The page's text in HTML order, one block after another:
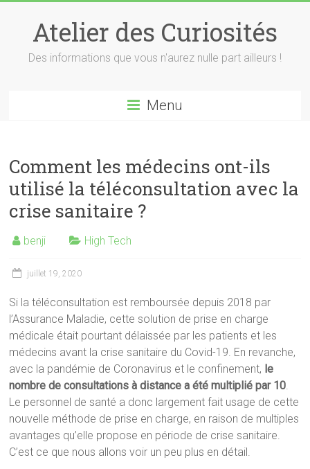
contentAtelier des Curiosités
Des informations que vous n'aurez nulle part ailleurs !
Menu
Comment les médecins ont-ils
utilisé la téléconsultation avec la
crise sanitaire ?
benji High Tech
juillet 19, 2020
Si la téléconsultation est remboursée depuis 2018 par
l’Assurance Maladie, cette solution de prise en charge
médicale était pourtant délaissée par les patients et les
médecins avant la crise sanitaire du Covid-19. En revanche,
avec la pandémie de Coronavirus et le confinement, le
nombre de consultations à distance a été multiplié par 10.
Le personnel de santé a donc largement fait usage de cette
nouvelle méthode de prise en charge, en raison de multiples
avantages qu’elle propose en période de crise sanitaire.
C’est ce que nous allons voir un peu plus en détail.